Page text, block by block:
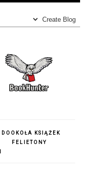
DOOKOŁA KSIĄŻEK
FELIETONY